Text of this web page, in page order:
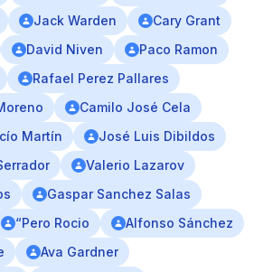
Jack Warden
Cary Grant
David Niven
Paco Ramon
Rafael Perez Pallares
Camilo José Cela
Martín
José Luis Dibildos
Valerio Lazarov
Gaspar Sanchez Salas
“Pero Rocio
Alfonso Sánchez
Ava Gardner